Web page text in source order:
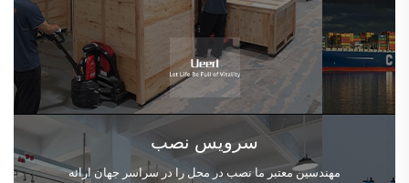
سرویس نصب
مهندسین معتبر ما نصب در محل را در سراسر جهان ارائه